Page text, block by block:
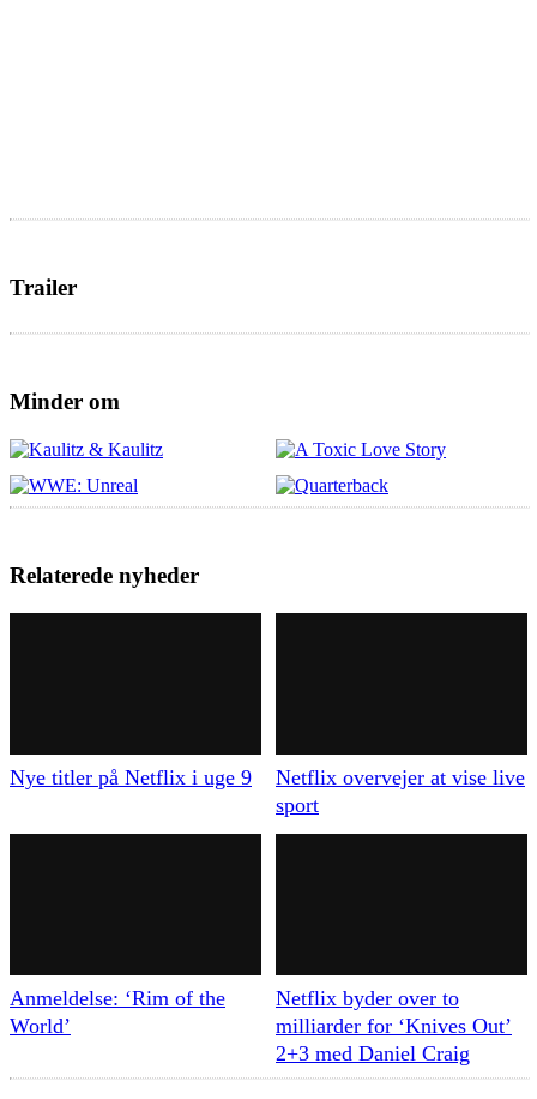
Trailer
Minder om
Relaterede nyheder
Nye titler på Netflix i uge 9
Netflix overvejer at vise live
sport
Anmeldelse: ‘Rim of the
World’
Netflix byder over to
milliarder for ‘Knives Out’
2+3 med Daniel Craig